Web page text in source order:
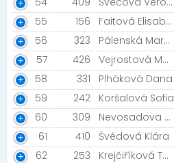
55
156 Faitová Elisabeta
56
323 Pálenská Markéta
57
426 Vejrostová Monika
58
331 Plháková Dana
59
242 Koršalová Sofia
60
309 Nevosadova Jana
61
410 Švédová Klára
62
253 Krejčiříková Tereza